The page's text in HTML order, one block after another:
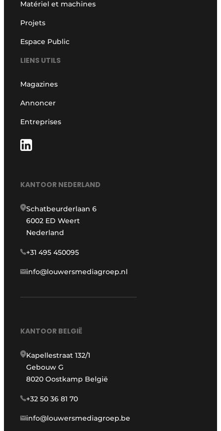
Matériel et machines
Projets
Espace Public
LIENS UTILS
Magazines
Annoncer
Entreprises
KANTOOR NEDERLAND
Schatbeurderlaan 6
6002 ED Weert
Nederland
+31 495 450095
info@louwersmediagroep.nl
KANTOOR BELGIË
Kapellestraat 132/1
Gebouw G
8020 Oostkamp België
+32 50 36 81 70
info@louwersmediagroep.be